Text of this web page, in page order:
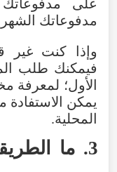
على مدفوعاتك
مدفوعاتك
وإذا كنت غير
فيمكنك طلب
الأول؛ لمعرفة
يمكن الاستفادة
المحلية.
3. ما